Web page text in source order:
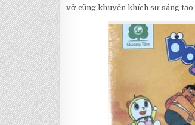
vở cũng khuyến khích sự sáng